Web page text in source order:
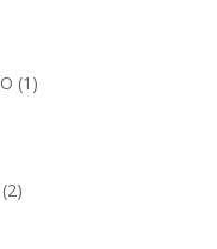
(1)
(2)